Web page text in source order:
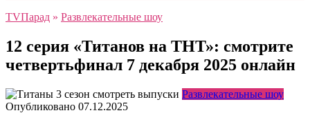
TVПарад » Развлекательные шоу
12 серия «Титанов на ТНТ»: смотрите
четвертьфинал 7 декабря 2025 онлайн
Развлекательные шоу
Опубликовано 07.12.2025